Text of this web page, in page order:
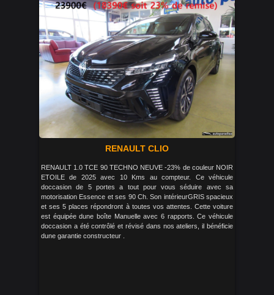
RENAULT CLIO
RENAULT 1.0 TCE 90 TECHNO NEUVE -23% de couleur NOIR
ETOILE de 2025 avec 10 Kms au compteur. Ce véhicule
doccasion de 5 portes a tout pour vous séduire avec sa
motorisation Essence et ses 90 Ch. Son intérieurGRIS spacieux
et ses 5 places répondront à toutes vos attentes. Cette voiture
est équipée dune boîte Manuelle avec 6 rapports. Ce véhicule
doccasion a été contrôlé et révisé dans nos ateliers, il bénéficie
dune garantie constructeur .